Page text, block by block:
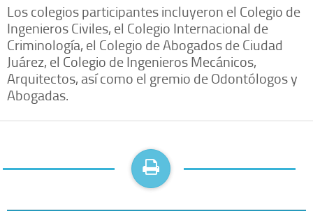
Los colegios participantes incluyeron el Colegio de
Ingenieros Civiles, el Colegio Internacional de
Criminología, el Colegio de Abogados de Ciudad
Juárez, el Colegio de Ingenieros Mecánicos,
Arquitectos, así como el gremio de Odontólogos y
Abogadas.